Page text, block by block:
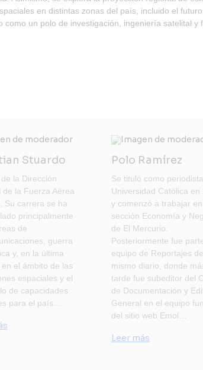
en distintas zonas del país, incluido el
como un polo de investigación, ingeniería satelital y
Stuardo
la Dirección
de la Fuerza Aérea
Su carrera se ha
principalmente
de
guerra
y, en la última
el ámbito de las
espaciales y el
de capacidades
para el país…
Polo Ramírez
Se tituló como
Universidad Católica en
y comenzó a trabajar
sección Economía y
de El Mercurio.
Posteriormente fue
equipo de Reportajes
mismo diario, donde
tarde fue subeditor del
de Documentación y
General en el equipo
del sitio web Emol…
Leer más